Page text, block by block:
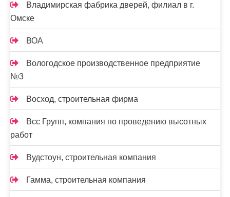
Владимирская фабрика дверей, филиал в г.
Омске
ВОА
Вологодское производственное предприятие
№3
Восход, строительная фирма
Всс Групп, компания по проведению высотных
работ
Вудстоун, строительная компания
Гамма, строительная компания